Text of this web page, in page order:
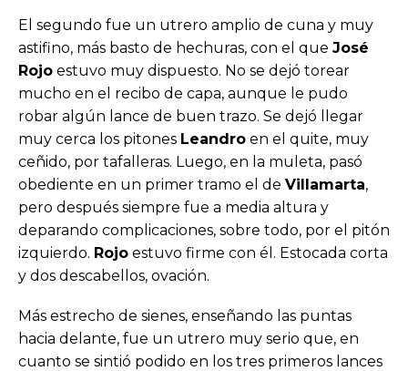
El segundo fue un utrero amplio de cuna y muy
astifino, más basto de hechuras, con el que José
Rojo estuvo muy dispuesto. No se dejó torear
mucho en el recibo de capa, aunque le pudo
robar algún lance de buen trazo. Se dejó llegar
muy cerca los pitones Leandro en el quite, muy
ceñido, por tafalleras. Luego, en la muleta, pasó
obediente en un primer tramo el de Villamarta,
pero después siempre fue a media altura y
deparando complicaciones, sobre todo, por el pitón
izquierdo. Rojo estuvo firme con él. Estocada corta
y dos descabellos, ovación.
Más estrecho de sienes, enseñando las puntas
hacia delante, fue un utrero muy serio que, en
cuanto se sintió podido en los tres primeros lances